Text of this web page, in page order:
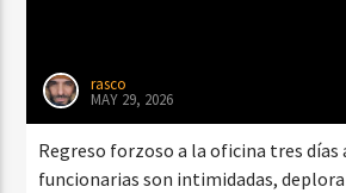
rasco
MAY 29, 2026
Regreso forzoso a la oficina tres días
funcionarias son intimidadas, deplora